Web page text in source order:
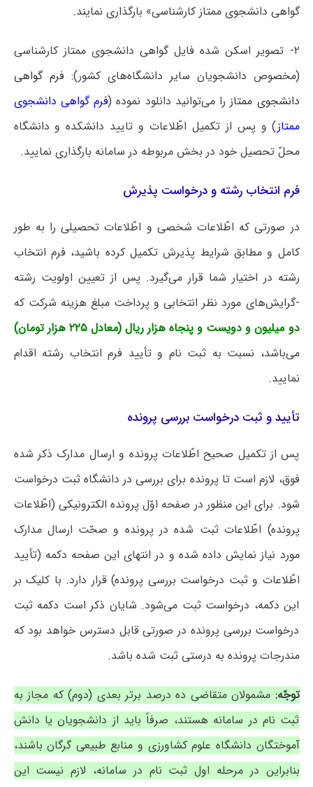
گواهی دانشجوی ممتاز کارشناسی» بارگذاری نمایند.
۲- تصویر اسکن شده فایل گواهی دانشجوی ممتاز کارشناسی
(مخصوص دانشجویان سایر دانشگاه‌های کشور): فرم گواهی
دانشجوی ممتاز را می‌توانید دانلود نموده (فرم گواهی دانشجوی
ممتاز) و پس از تکمیل اطّلاعات و تایید دانشکده و دانشگاه
محلّ تحصیل خود در بخش مربوطه در سامانه بارگذاری نمایید.
فرم انتخاب رشته و درخواست پذیرش
در صورتی که اطّلاعات شخصی و اطّلاعات تحصیلی را به طور
کامل و مطابق شرایط پذیرش تکمیل کرده باشید، فرم انتخاب
رشته در اختیار شما قرار می‌گیرد. پس از تعیین اولویت رشته
-گرایش‌های مورد نظر انتخابی و پرداخت مبلغ هزینه شرکت که
دو میلیون و دویست و پنجاه هزار ریال (معادل ۲۲۵ هزار تومان)
می‌باشد، نسبت به ثبت نام و تأیید فرم انتخاب رشته اقدام
نمایید.
تأیید و ثبت درخواست بررسی پرونده
پس از تکمیل صحیح اطّلاعات پرونده و ارسال مدارک ذکر شده
فوق، لازم است تا پرونده برای بررسی در دانشگاه ثبت درخواست
شود. برای این منظور در صفحه اوّل پرونده الکترونیکی (اطّلاعات
پرونده) اطّلاعات ثبت شده در پرونده و صحّت ارسال مدارک
مورد نیاز نمایش داده شده و در انتهای این صفحه دکمه (تأیید
اطّلاعات و ثبت درخواست بررسی پرونده) قرار دارد. با کلیک بر
این دکمه، درخواست ثبت می‌شود. شایان ذکر است دکمه ثبت
درخواست بررسی پرونده در صورتی قابل دسترس خواهد بود که
مندرجات پرونده به درستی ثبت شده باشد.
توجّه: مشمولان متقاضی ده درصد برتر بعدی (دوم) که مجاز به
ثبت نام در سامانه هستند، صرفاً باید از دانشجویان یا دانش
آموختگان دانشگاه علوم کشاورزی و منابع طبیعی گرگان باشند،
بنابراین در مرحله اول ثبت نام در سامانه، لازم نیست این